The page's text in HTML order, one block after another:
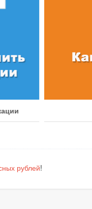
бонусные баллы
рублей!